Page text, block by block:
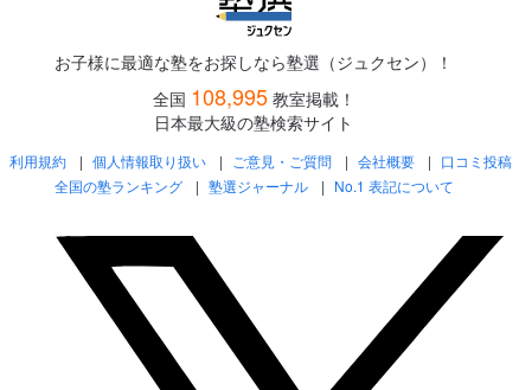
お子様に最適な塾をお探しなら塾選（ジュクセン）！
全国 108,995 教室掲載！
日本最大級の塾検索サイト
利用規約 個人情報取り扱い ご意見・ご質問 会社概要 口コミ投稿
全国の塾ランキング
塾選ジャーナル No.1 表記について